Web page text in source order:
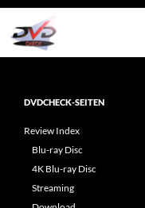
Zum
Inhalt
springen
Reviews rund ums Heimkino &
DVDCHECK-SEITEN
Review Index
Blu-ray Disc
4K Blu-ray Disc
Streaming